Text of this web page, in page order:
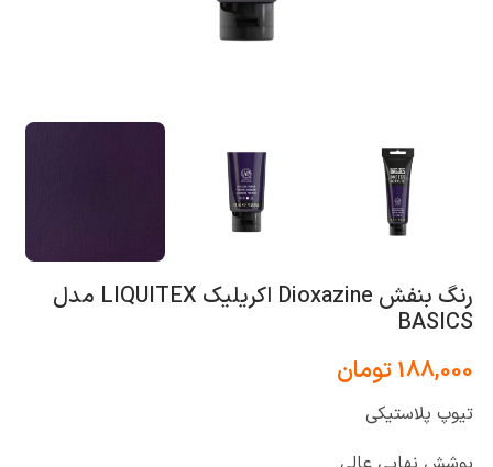
رنگ بنفش Dioxazine اکریلیک LIQUITEX مدل
BASICS
188,000تومان
تیوپ پلاستیکی